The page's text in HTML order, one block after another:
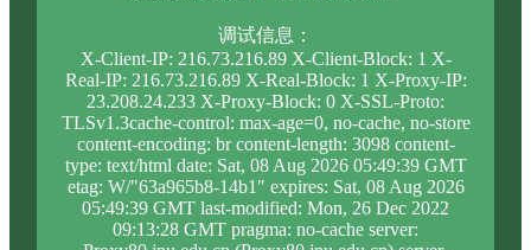
调试信息：
X-Client-IP: 216.73.216.89 X-Client-Block: 1 X-
Real-IP: 216.73.216.89 X-Real-Block: 1 X-Proxy-IP:
23.208.24.233 X-Proxy-Block: 0 X-SSL-Proto:
TLSv1.3cache-control: max-age=0, no-cache, no-store
content-encoding: br content-length: 3098 content-
type: text/html date: Sat, 08 Aug 2026 05:49:39 GMT
etag: W/"63a965b8-14b1" expires: Sat, 08 Aug 2026
05:49:39 GMT last-modified: Mon, 26 Dec 2022
09:13:28 GMT pragma: no-cache server: